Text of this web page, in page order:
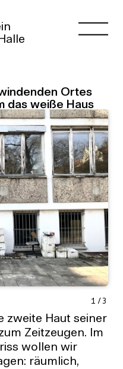
Ortes
das weiße Haus
1 /3
zweite Haut seiner
Zeitzeugen. Im
wollen wir
räumlich,